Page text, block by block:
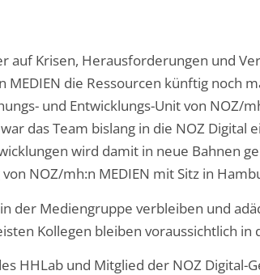
auf Krisen, Herausforderungen und
MEDIEN die Ressourcen künftig noch
und Entwicklungs-Unit von NOZ/
das Team bislang in die NOZ Digital
wird damit in neue Bahnen
NOZ/mh:n MEDIEN mit Sitz in
der Mediengruppe verbleiben und
Kollegen bleiben voraussichtlich in
HHLab und Mitglied der NOZ